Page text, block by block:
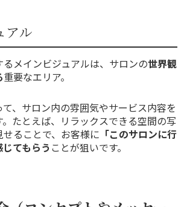
アル
メインビジュアルは、サロンの世界観
重要なエリア。
、サロン内の雰囲気やサービス内容を
たとえば、リラックスできる空間の写
ることで、お客様に 「このサロンに行
てもらう ことが狙いです。